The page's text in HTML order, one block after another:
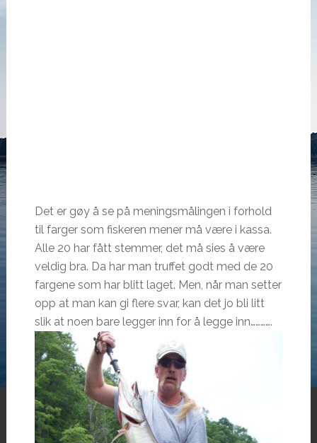
Det er gøy å se på meningsmålingen i forhold
til farger som fiskeren mener må være i kassa.
Alle 20 har fått stemmer, det må sies å være
veldig bra. Da har man truffet godt med de 20
fargene som har blitt laget. Men, når man setter
opp at man kan gi flere svar, kan det jo bli litt
slik at noen bare legger inn for å legge inn………….